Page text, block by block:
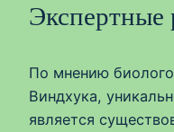
Экспертные
По мнению
Виндхука,
является